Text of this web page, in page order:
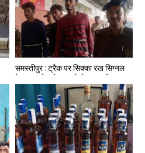
समस्तीपुर : ट्रैक पर सिक्का रख सिग्नल
रेड कर ट्रेन से उतारते थे शराब, 3
तस्करों को RPF ने पकड़ा